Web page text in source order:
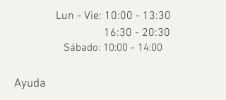
Lun - Vie: 10:00 - 13:30
16:30 - 20:30
​​Sábado: 10:00 - 14:00
Ayuda